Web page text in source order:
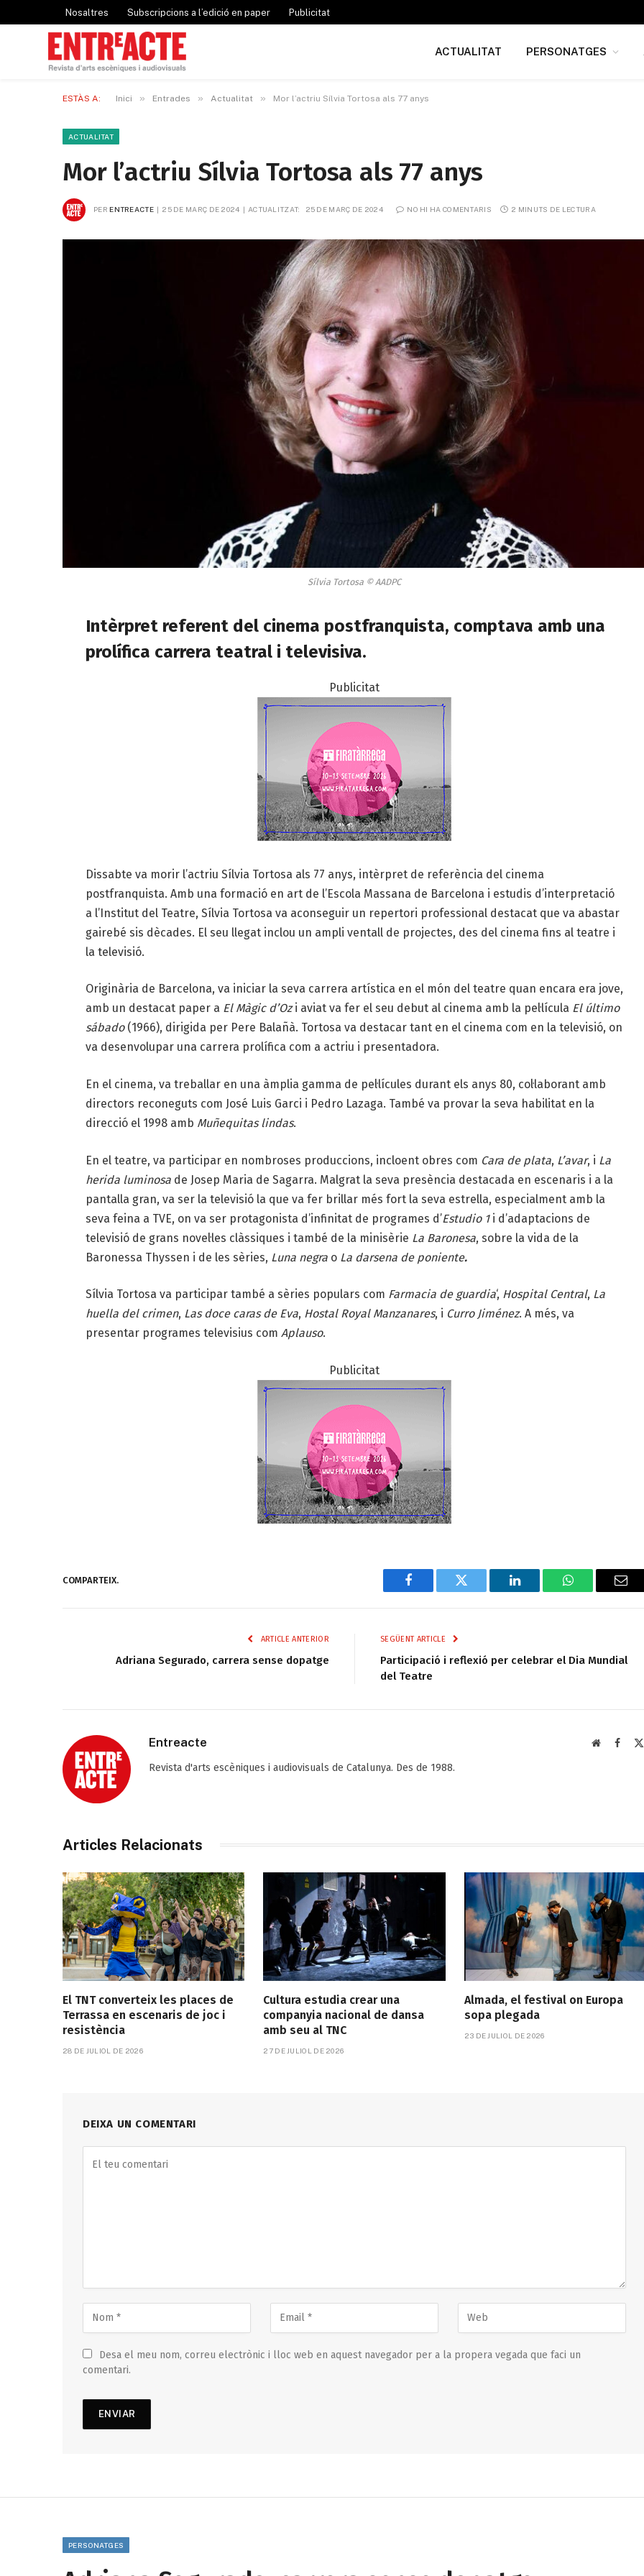
Nosaltres Subscripcions a l’edició en paper Publicitat
ACTUALITAT PERSONATGES
ESTÀS A: Inici » Entrades » Actualitat » Mor l’actriu Sílvia Tortosa als 77 anys
ACTUALITAT
Mor l’actriu Sílvia Tortosa als 77 anys
PER ENTREACTE 25 DE MARÇ DE 2024 ACTUALITZAT: 25 DE MARÇ DE 2024 NO HI HA COMENTARIS 2 MINUTS DE LECTURA
Sílvia Tortosa © AADPC
Intèrpret referent del cinema postfranquista, comptava amb una
prolífica carrera teatral i televisiva.
Publicitat
Dissabte va morir l’actriu Sílvia Tortosa als 77 anys, intèrpret de referència del cinema
postfranquista. Amb una formació en art de l’Escola Massana de Barcelona i estudis d’interpretació
a l’Institut del Teatre, Sílvia Tortosa va aconseguir un repertori professional destacat que va abastar
gairebé sis dècades. El seu llegat inclou un ampli ventall de projectes, des del cinema fins al teatre i
la televisió.
Originària de Barcelona, va iniciar la seva carrera artística en el món del teatre quan encara era jove,
amb un destacat paper a El Màgic d’Ozi aviat va fer el seu debut al cinema amb la pel·lícula El último
sábado(1966), dirigida per Pere Balañà. Tortosa va destacar tant en el cinema com en la televisió, on
va desenvolupar una carrera prolífica com a actriu i presentadora.
En el cinema, va treballar en una àmplia gamma de pel·lícules durant els anys 80, col·laborant amb
directors reconeguts com José Luis Garci i Pedro Lazaga. També va provar la seva habilitat en la
direcció el 1998 amb Muñequitas lindas.
En el teatre, va participar en nombroses produccions, incloent obres com Cara de plata, L’avar, i La
herida luminosade Josep Maria de Sagarra. Malgrat la seva presència destacada en escenaris i a la
pantalla gran, va ser la televisió la que va fer brillar més fort la seva estrella, especialment amb la
seva feina a TVE, on va ser protagonista d’infinitat de programes d’Estudio 1i d’adaptacions de
televisió de grans novel·les clàssiques i també de la minisèrie La Baronesa, sobre la vida de la
Baronessa Thyssen i de les sèries, Luna negra o La darsena de poniente.
Sílvia Tortosa va participar també a sèries populars com Farmacia de guardia‘, Hospital Central, La
huella del crimen, Las doce caras de Eva, Hostal Royal Manzanares, i Curro Jiménez. A més, va
presentar programes televisius com Aplauso.
Publicitat
COMPARTEIX.
Facebook Twitter LinkedIn WhatsApp
ARTICLE ANTERIOR
Adriana Segurado, carrera sense dopatge
SEGÜENT ARTICLE
Participació i reflexió per celebrar el Dia Mundial
del Teatre
Entreacte Web
Revista d'arts escèniques i audiovisuals de Catalunya. Des de 1988.
Articles Relacionats
El TNT converteix les places de
Terrassa en escenaris de joc i
resistència
28 DE JULIOL DE 2026
Cultura estudia crear una
companyia nacional de dansa
amb seu al TNC
27 DE JULIOL DE 2026
Almada, el festival on Europa
sopa plegada
23 DE JULIOL DE 2026
DEIXA UN COMENTARI
Desa el meu nom, correu electrònic i lloc web en aquest navegador per a la propera vegada que faci un
comentari.
PERSONATGES